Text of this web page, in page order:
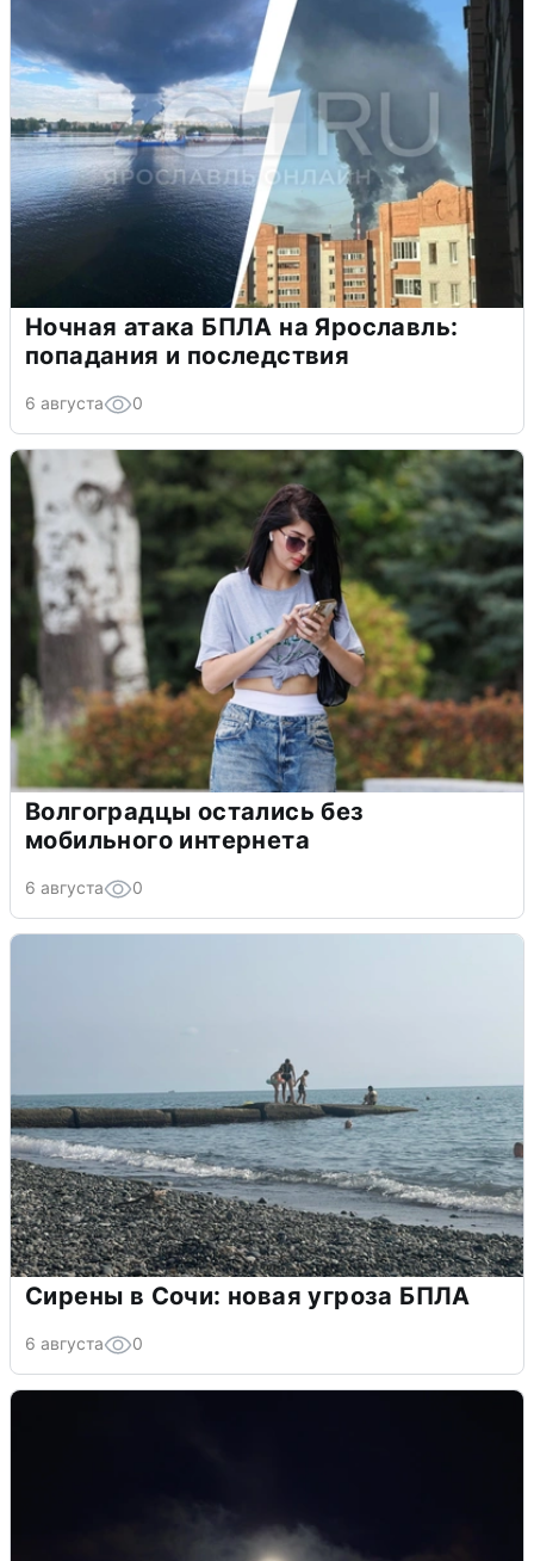
Ночная атака БПЛА на Ярославль:
попадания и последствия
6 августа 0
Волгоградцы остались без
мобильного интернета
6 августа 0
Сирены в Сочи: новая угроза БПЛА
6 августа 0